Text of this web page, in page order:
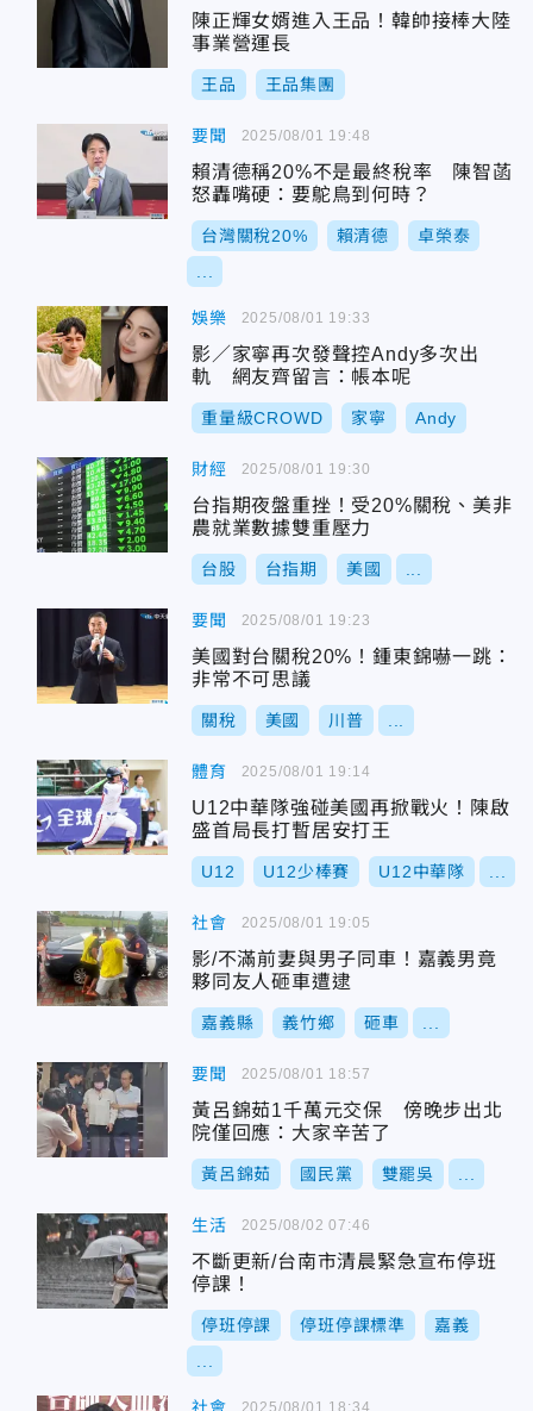
陳正輝女婿進入王品！韓帥接棒大陸
事業營運長
王品 王品集團
要聞
賴清德稱20%不是最終稅率 陳智菡
怒轟嘴硬：要鴕鳥到何時？
台灣關稅20% 賴清德 卓榮泰
2025/08/01 19:48
娛樂
影／家寧再次發聲控Andy多次出
軌 網友齊留言：帳本呢
重量級CROWD 家寧 Andy
2025/08/01 19:33
財經
台指期夜盤重挫！受20%關稅、美非
農就業數據雙重壓力
台股 台指期 美國
2025/08/01 19:30
要聞
美國對台關稅20%！鍾東錦嚇一跳：
非常不可思議
關稅 美國 川普
2025/08/01 19:23
體育
U12中華隊強碰美國再掀戰火！陳啟
盛首局長打暫居安打王
U12 U12少棒賽 U12中華隊
2025/08/01 19:14
社會
影/不滿前妻與男子同車！嘉義男竟
夥同友人砸車遭逮
嘉義縣 義竹鄉 砸車
2025/08/01 19:05
要聞
黃呂錦茹1千萬元交保 傍晚步出北
院僅回應：大家辛苦了
黃呂錦茹 國民黨 雙罷吳
2025/08/01 18:57
生活
不斷更新/台南市清晨緊急宣布停班
停課！
停班停課 停班停課標準 嘉義
2025/08/02 07:46
2025/08/01 18:34